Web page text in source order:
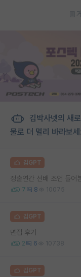
김박사넷의 새
물로 더 멀리 바라보
김GPT
정출연간 선배 조언 들어
7 8 10075
김GPT
면접 후기
2 6 10738
김GPT